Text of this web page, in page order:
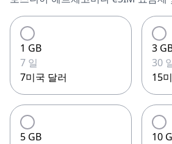
1 GB
7 일
7미국 달러
3
30
15
5 GB
10